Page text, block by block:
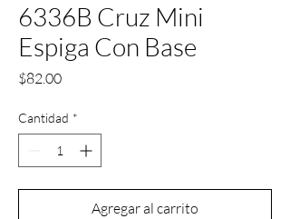
6336B Cruz Mini
Espiga Con Base
$82.00Precio
Cantidad *
Agregar al carrito